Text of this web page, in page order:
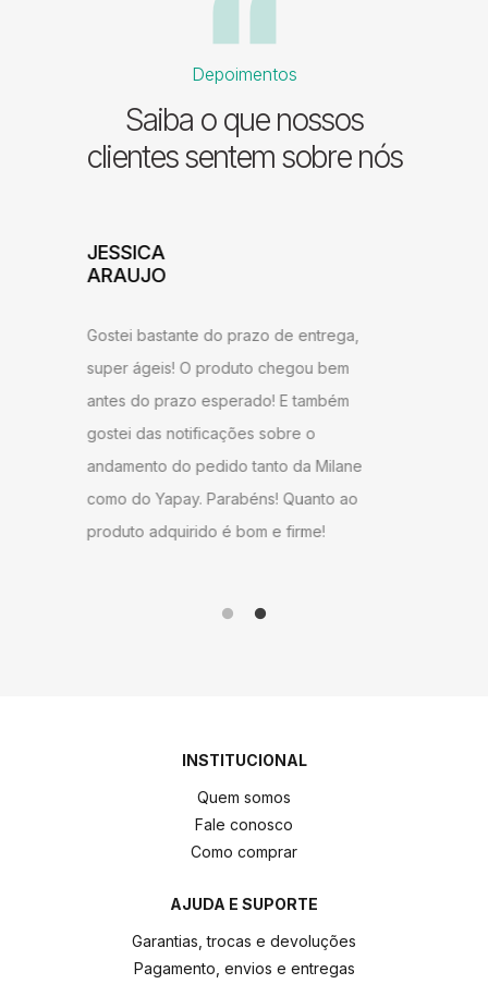
Depoimentos
Saiba o que nossos
clientes sentem sobre nós
ADILSON
entrega! Estou satisfeito com o produto,
recomendo a todos que desejam ter um
ambiente agradável em sua sala de
estar.
INSTITUCIONAL
Quem somos
Fale conosco
Como comprar
AJUDA E SUPORTE
Garantias, trocas e devoluções
Pagamento, envios e entregas